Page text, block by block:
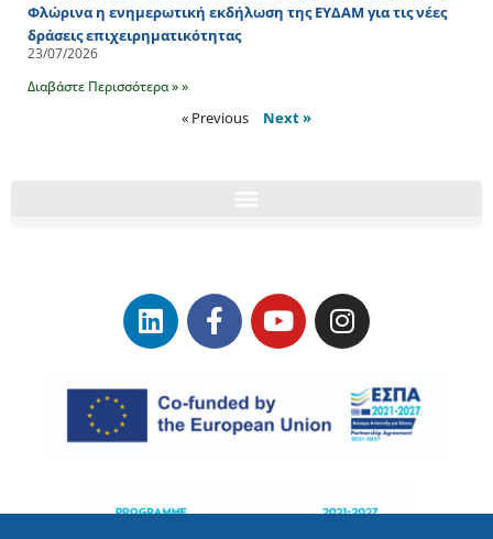
Φλώρινα η ενημερωτική εκδήλωση της ΕΥΔΑΜ για τις νέες
δράσεις επιχειρηματικότητας
23/07/2026
Διαβάστε Περισσότερα » »
« Previous Next »